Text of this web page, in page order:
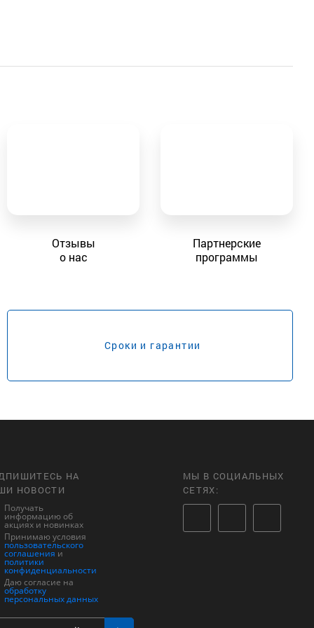
Отзывы
о нас
Партнерские
программы
Сроки и гарантии
НА
НОВОСТИ
Получать
информацию об
акциях и новинках
Принимаю условия
пользовательского
соглашения и
политики
конфиденциальности
Даю согласие на
обработку
персональных данных
МЫ В СОЦИАЛЬНЫХ
СЕТЯХ: